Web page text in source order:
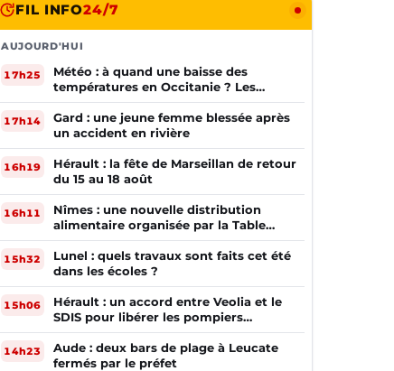
FIL INFO24/7
AUJOURD'HUI
17h25
Météo : à quand une baisse des
températures en Occitanie ? Les
prévisions
17h14
Gard : une jeune femme blessée après
un accident en rivière
16h19
Hérault : la fête de Marseillan de retour
du 15 au 18 août
16h11
Nîmes : une nouvelle distribution
alimentaire organisée par la Table
Ouverte
15h32
Lunel : quels travaux sont faits cet été
dans les écoles ?
15h06
Hérault : un accord entre Veolia et le
SDIS pour libérer les pompiers
volontaires
14h23
Aude : deux bars de plage à Leucate
fermés par le préfet